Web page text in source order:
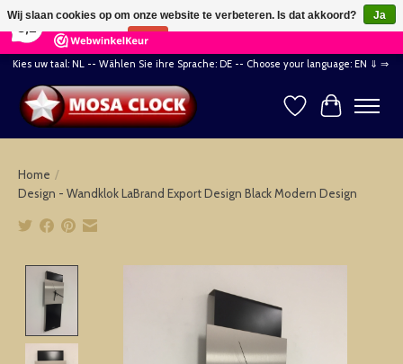
164 Reviews ×
Kies uw taal: NL -- Wählen Sie ihre Sprache: DE -- Choose your language: EN ⇓ ⇒
Verlanglijst
Home /
Design - Wandklok LaBrand Export Design Black Modern Design
Wij slaan cookies op om onze website te verbeteren. Is dat akkoord?
Ja
Nee